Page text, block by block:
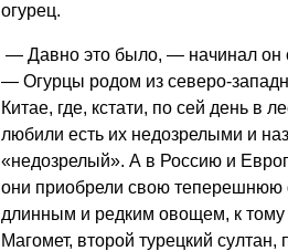
огурец.
— Давно это было, — начинал он
— Огурцы родом из северо-
Китае, где, кстати, по сей день в
любили есть их недозрелыми и
«недозрелый». А в Россию и
они приобрели свою теперешнюю
длинным и редким овощем, к тому
Магомет, второй турецкий